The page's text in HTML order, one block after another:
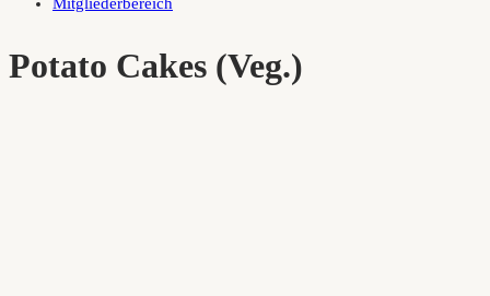
Potato Cakes (Veg.)